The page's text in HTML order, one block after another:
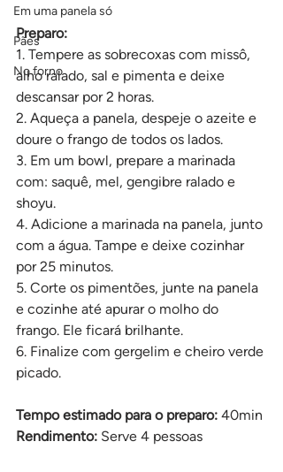
Em uma panela só
Pães
No forno
Preparo:
1. Tempere as sobrecoxas com missô,
alho ralado, sal e pimenta e deixe
descansar por 2 horas.
2. Aqueça a panela, despeje o azeite e
doure o frango de todos os lados.
3. Em um bowl, prepare a marinada
com: saquê, mel, gengibre ralado e
shoyu.
4. Adicione a marinada na panela, junto
com a água. Tampe e deixe cozinhar
por 25 minutos.
5. Corte os pimentões, junte na panela
e cozinhe até apurar o molho do
frango. Ele ficará brilhante.
6. Finalize com gergelim e cheiro verde
picado.
Tempo estimado para o preparo: 40min
Rendimento: Serve 4 pessoas